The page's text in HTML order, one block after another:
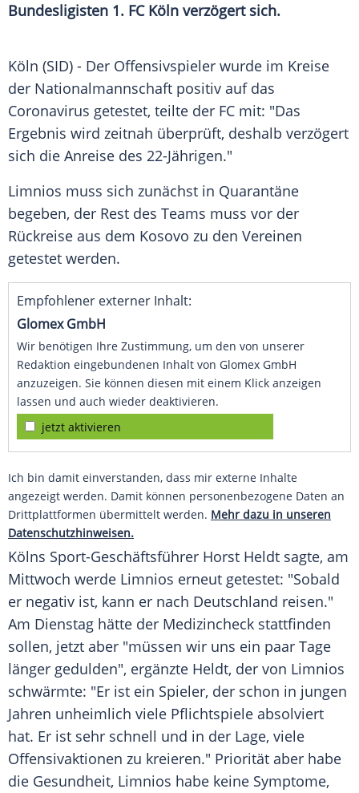
Bundesligisten 1. FC Köln verzögert sich.
Köln (SID) - Der Offensivspieler wurde im Kreise
der Nationalmannschaft positiv auf das
Coronavirus getestet, teilte der FC mit: "Das
Ergebnis wird zeitnah überprüft, deshalb verzögert
sich die Anreise des 22-Jährigen."
Limnios muss sich zunächst in Quarantäne
begeben, der Rest des Teams muss vor der
Rückreise aus dem Kosovo zu den Vereinen
getestet werden.
Empfohlener externer Inhalt:
Glomex GmbH
Wir benötigen Ihre Zustimmung, um den von unserer
Redaktion eingebundenen Inhalt von Glomex GmbH
anzuzeigen. Sie können diesen mit einem Klick anzeigen
lassen und auch wieder deaktivieren.
jetzt aktivieren
Ich bin damit einverstanden, dass mir externe Inhalte
angezeigt werden. Damit können personenbezogene Daten an
Drittplattformen übermittelt werden. Mehr dazu in unseren
Datenschutzhinweisen.
Kölns Sport-Geschäftsführer Horst Heldt sagte, am
Mittwoch werde Limnios erneut getestet: "Sobald
er negativ ist, kann er nach Deutschland reisen."
Am Dienstag hätte der Medizincheck stattfinden
sollen, jetzt aber "müssen wir uns ein paar Tage
länger gedulden", ergänzte Heldt, der von Limnios
schwärmte: "Er ist ein Spieler, der schon in jungen
Jahren unheimlich viele Pflichtspiele absolviert
hat. Er ist sehr schnell und in der Lage, viele
Offensivaktionen zu kreieren." Priorität aber habe
die Gesundheit, Limnios habe keine Symptome,